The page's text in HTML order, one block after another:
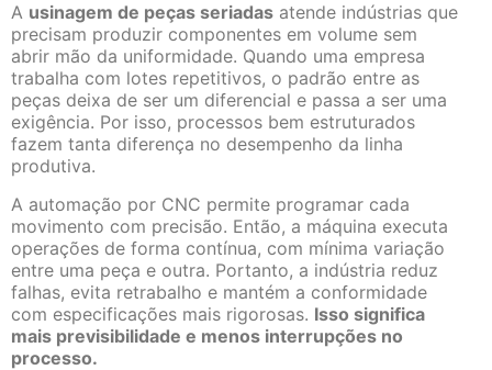
A usinagem de peças seriadas atende indústrias que
precisam produzir componentes em volume sem
abrir mão da uniformidade. Quando uma empresa
trabalha com lotes repetitivos, o padrão entre as
peças deixa de ser um diferencial e passa a ser uma
exigência. Por isso, processos bem estruturados
fazem tanta diferença no desempenho da linha
produtiva.
A automação por CNC permite programar cada
movimento com precisão. Então, a máquina executa
operações de forma contínua, com mínima variação
entre uma peça e outra. Portanto, a indústria reduz
falhas, evita retrabalho e mantém a conformidade
com especificações mais rigorosas. Isso significa
mais previsibilidade e menos interrupções no
processo.